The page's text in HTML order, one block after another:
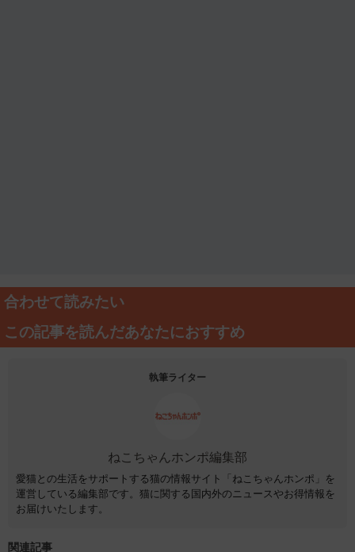
合わせて読みたい
この記事を読んだあなたにおすすめ
執筆ライター
ねこちゃんホンポ編集部
愛猫との生活をサポートする猫の情報サイト「ねこちゃんホンポ」を
運営している編集部です。猫に関する国内外のニュースやお得情報を
お届けいたします。
関連記事